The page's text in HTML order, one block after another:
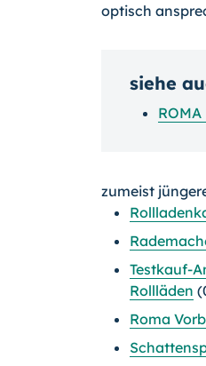
optisch
siehe
ROMA
zumeist
Testkauf-
Rollläden
Roma